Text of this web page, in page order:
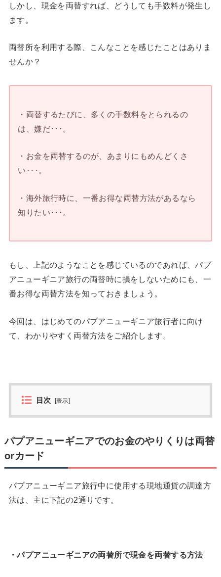
しかし、現金を両替すれば、どうしても手数料が発生し
ます。
両替所を利用する際、こんなことを感じたことはありま
せんか？
・両替するたびに、多くの手数料をとられるの
は、嫌だ･･･。
・お金を両替するのが、あまりにもめんどくさ
い･･･。
・海外旅行時に、一番お得な両替方法があるなら
知りたい･･･。
もし、上記のようなことを感じているのであれば、パプ
アニューギニア旅行の両替時に損をしないためにも、一
番お得な両替方法を知っておきましょう。
今回は、はじめてのパプアニューギニア旅行者に向け
て、わかりやすく両替方法をご紹介します。
目次 [表示]
パプアニューギニアでのお金のやりくりは両替
orカード
パプアニューギニア旅行中に使用する現地通貨の調達方
法は、主に下記の2通りです。
・パプアニューギニアの両替所で現金を両替する方法